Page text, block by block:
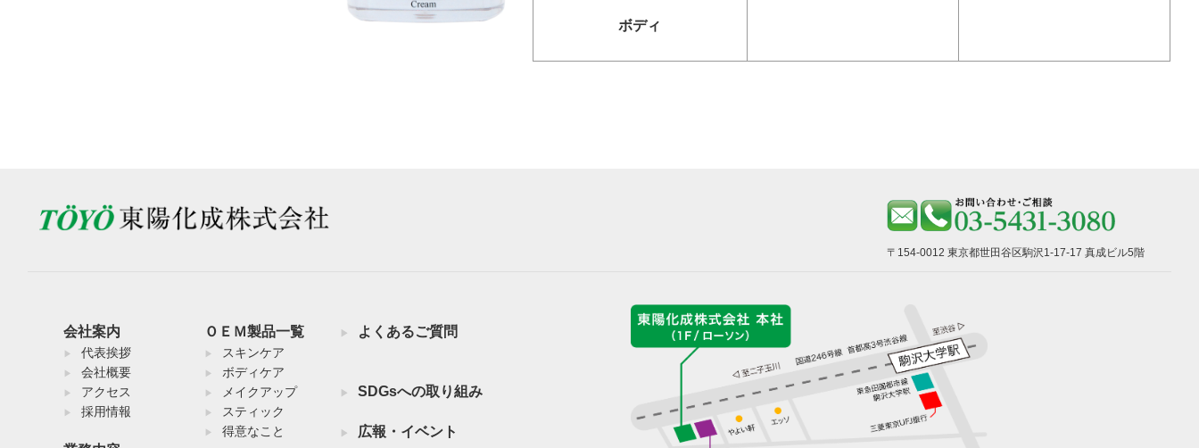
ボディ
〒154-0012 東京都世田谷区駒沢1-17-17 真成ビル5階
会社案内
代表挨拶
会社概要
アクセス
採用情報
ＯＥＭ製品一覧
スキンケア
ボディケア
メイクアップ
スティック
得意なこと
よくあるご質問
SDGsへの取り組み
広報・イベント